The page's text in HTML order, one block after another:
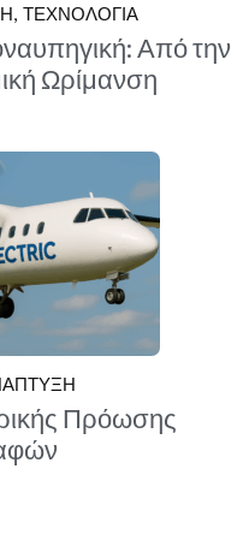
ΤΕΧΝΟΛΟΓΙΑ
Από την
Ωρίμανση
Πρόωσης